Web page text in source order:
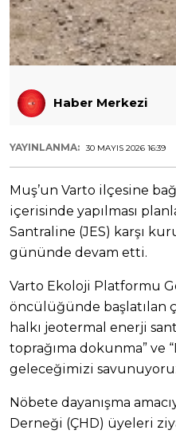
Haber Merkezi
YAYINLANMA: 30 MAYIS 2026 16:39
Muş’un Varto ilçesine
içerisinde yapılması
Santraline (JES) karşı
gününde devam etti.
Varto Ekoloji Platformu
öncülüğünde başlatılan
halkı jeotermal enerji
toprağıma dokunma” ve
geleceğimizi
Nöbete dayanışma
Derneği (ÇHD) üyeleri